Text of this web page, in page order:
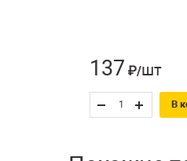
137 ₽/шт
В